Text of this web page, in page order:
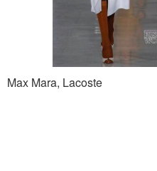
Max Mara, Lacoste